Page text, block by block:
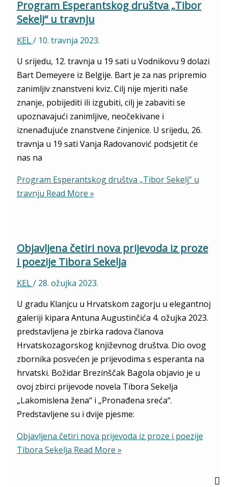
Program Esperantskog društva „Tibor
Sekelj“ u travnju
KEL/ 10. travnja 2023.
U srijedu, 12. travnja u 19 sati u Vodnikovu 9 dolazi
Bart Demeyere iz Belgije. Bart je za nas pripremio
zanimljiv znanstveni kviz. Cilj nije mjeriti naše
znanje, pobijediti ili izgubiti, cilj je zabaviti se
upoznavajući zanimljive, neočekivane i
iznenađujuće znanstvene činjenice. U srijedu, 26.
travnja u 19 sati Vanja Radovanović podsjetit će
nas na
Program Esperantskog društva „Tibor Sekelj“ u
travnju Read More »
Objavljena četiri nova prijevoda iz proze
i poezije Tibora Sekelja
KEL/ 28. ožujka 2023.
U gradu Klanjcu u Hrvatskom zagorju u elegantnoj
galeriji kipara Antuna Augustinčića 4. ožujka 2023.
predstavljena je zbirka radova članova
Hrvatskozagorskog književnog društva. Dio ovog
zbornika posvećen je prijevodima s esperanta na
hrvatski. Božidar Brezinščak Bagola objavio je u
ovoj zbirci prijevode novela Tibora Sekelja
„Lakomislena žena“ i „Pronađena sreća“.
Predstavljene su i dvije pjesme:
Objavljena četiri nova prijevoda iz proze i poezije
Tibora Sekelja Read More »